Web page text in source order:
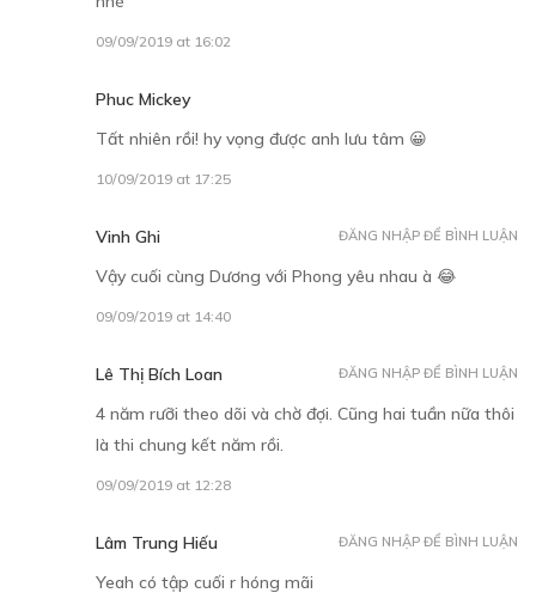
09/09/2019 at 16:02
Phuc Mickey
Tất nhiên rồi! hy vọng được anh lưu tâm 😀
10/09/2019 at 17:25
Vinh Ghi
Vậy cuối cùng Dương với Phong yêu nhau à 😂
09/09/2019 at 14:40
ĐĂNG NHẬP ĐỂ BÌNH LUẬN
Lê Thị Bích Loan
4 năm rưỡi theo dõi và chờ đợi. Cũng hai tuần nữa thôi
là thi chung kết năm rồi.
09/09/2019 at 12:28
ĐĂNG NHẬP ĐỂ BÌNH LUẬN
Lâm Trung Hiếu
Yeah có tập cuối r hóng mãi
ĐĂNG NHẬP ĐỂ BÌNH LUẬN